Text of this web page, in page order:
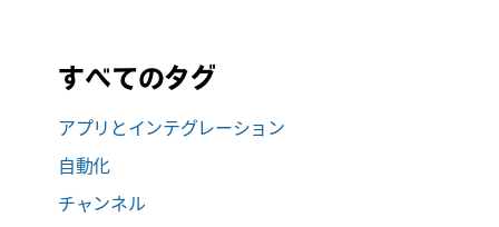
すべてのタグ
アプリとインテグレーション
自動化
チャンネル